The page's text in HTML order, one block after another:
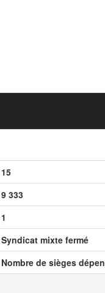
15
9 333
1
Syndicat mixte fermé
Nombre de sièges